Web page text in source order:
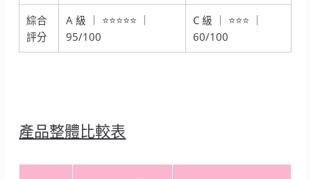
綜合
評分
A 級 ｜ ⭐⭐⭐⭐⭐ ｜
95/100
C 級 ｜ ⭐⭐⭐ ｜
60/100
產品整體比較表